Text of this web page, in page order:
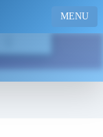
MENU